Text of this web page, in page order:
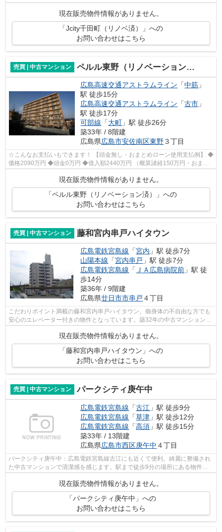
現在販売物件情報がありません。
「Jcity千田町（リノベ済）」への
お問い合わせはこちら
売買 | 中古マンション ペルル東野（リノベーション済）
広島高速交通アストラムライン 「中筋 」
駅 徒歩15分
広島高速交通アストラムライン 「古市 」
駅 徒歩17分
可部線 「大町 」駅 徒歩26分
築33年 / 8階建
広島県広島市安佐南区東野３丁目
☆こんなお支払いもできます！ 【頭金無し・おまとめローン使用支払例】 ◆
価格2090万円 ◆頭金0万円 ◆借入額2440万円 （概算諸経150万円・おまと
現在販売物件情報がありません。
「ペルル東野（リノベーション済）」への
お問い合わせはこちら
売買 | 中古マンション 藤和宮内串戸ハイタウン
広島電鉄宮島線 「宮内 」駅 徒歩7分
山陽本線 「宮内串戸 」駅 徒歩7分
広島電鉄宮島線 「 ＪＡ広島病院前 」駅 徒
歩14分
築36年 / 9階建
広島県廿日市市串戸 ４丁目
こだわりポイント満載の藤和宮内串戸ハイタウン。御身体の不自由な方でも
安心のエレベーター付きの物件となっています。築32年の中古マンションで
す。駅から徒歩7分圏内の物件です。当...
現在販売物件情報がありません。
「藤和宮内串戸ハイタウン」への
お問い合わせはこちら
売買 | 中古マンション パークシティ庚午中
広島電鉄宮島線 「古江 」駅 徒歩9分
広島電鉄宮島線 「草津 」駅 徒歩12分
広島電鉄宮島線 「高須 」駅 徒歩15分
築33年 / 13階建
広島県広島市西区庚午中 ４丁目
パークシティ庚午中：広島電鉄宮島線古江にも近くて便利。綺麗に整備され
た中古マンションで清潔感を感じます。駅まで徒歩9分の場所にある物件で
現在販売物件情報がありません。
「パークシティ庚午中」への
お問い合わせはこちら